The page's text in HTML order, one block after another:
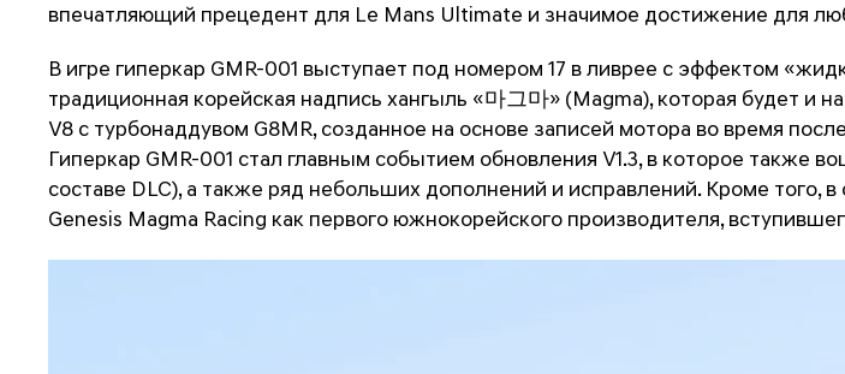
впечатляющий прецедент для Le Mans Ultimate и значимое достижение для
В игре гиперкар GMR-001 выступает под номером 17 в ливрее с эффектом
традиционная корейская надпись хангыль «마그마» (Magma), которая будет и
V8 с турбонаддувом G8MR, созданное на основе записей мотора во время
Гиперкар GMR-001 стал главным событием обновления V1.3, в которое также
составе DLC), а также ряд небольших дополнений и исправлений. Кроме того,
Genesis Magma Racing как первого южнокорейского производителя,